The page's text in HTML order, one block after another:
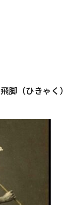
飛脚（ひきゃく）